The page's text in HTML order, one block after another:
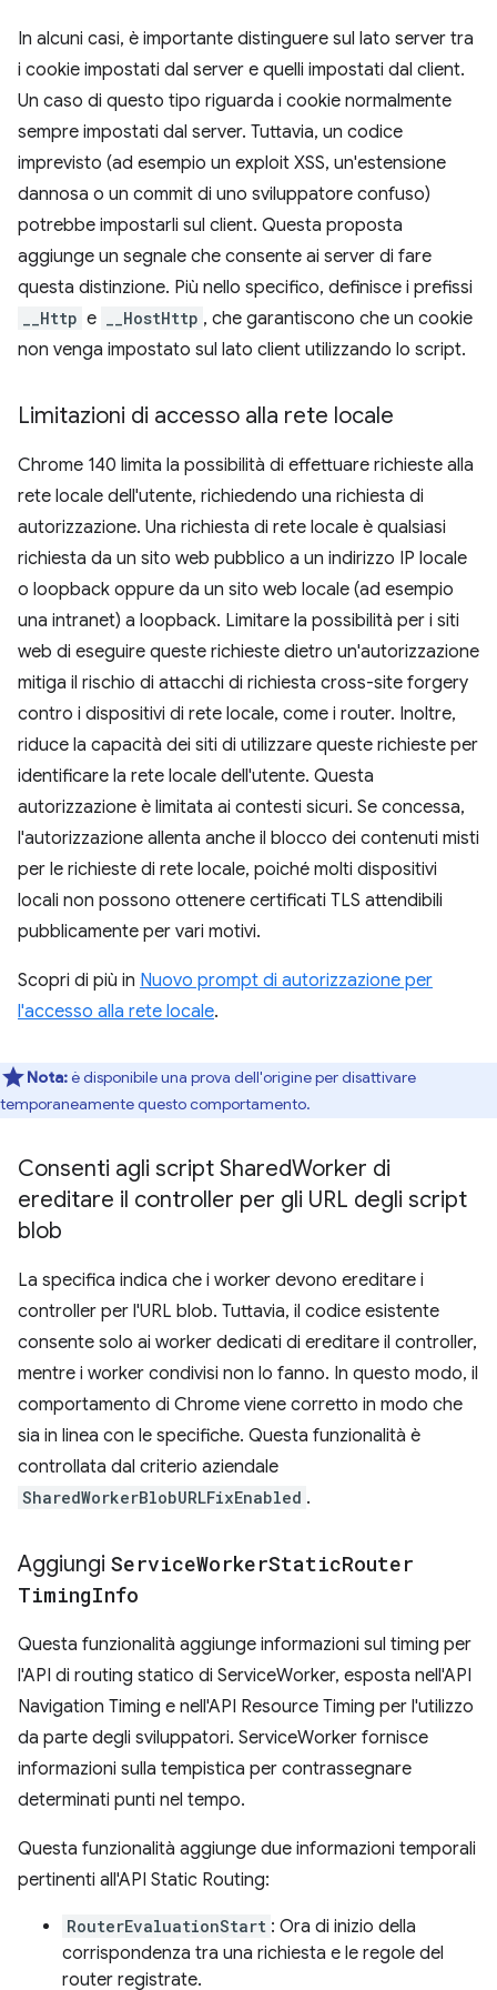
In alcuni casi, è importante distinguere sul lato server tra
i cookie impostati dal server e quelli impostati dal client.
Un caso di questo tipo riguarda i cookie normalmente
sempre impostati dal server. Tuttavia, un codice
imprevisto (ad esempio un exploit XSS, un'estensione
dannosa o un commit di uno sviluppatore confuso)
potrebbe impostarli sul client. Questa proposta
aggiunge un segnale che consente ai server di fare
questa distinzione. Più nello specifico, definisce i prefissi
__Http e __HostHttp , che garantiscono che un cookie
non venga impostato sul lato client utilizzando lo script.
Limitazioni di accesso alla rete locale
Chrome 140 limita la possibilità di effettuare richieste alla
rete locale dell'utente, richiedendo una richiesta di
autorizzazione. Una richiesta di rete locale è qualsiasi
richiesta da un sito web pubblico a un indirizzo IP locale
o loopback oppure da un sito web locale (ad esempio
una intranet) a loopback. Limitare la possibilità per i siti
web di eseguire queste richieste dietro un'autorizzazione
mitiga il rischio di attacchi di richiesta cross-site forgery
contro i dispositivi di rete locale, come i router. Inoltre,
riduce la capacità dei siti di utilizzare queste richieste per
identificare la rete locale dell'utente. Questa
autorizzazione è limitata ai contesti sicuri. Se concessa,
l'autorizzazione allenta anche il blocco dei contenuti misti
per le richieste di rete locale, poiché molti dispositivi
locali non possono ottenere certificati TLS attendibili
pubblicamente per vari motivi.
Scopri di più in Nuovo prompt di autorizzazione per
l'accesso alla rete locale.
Nota:è disponibile una prova dell'origine per disattivare
temporaneamente questo comportamento.
Consenti agli script SharedWorker di
ereditare il controller per gli URL degli script
blob
La specifica indica che i worker devono ereditare i
controller per l'URL blob. Tuttavia, il codice esistente
consente solo ai worker dedicati di ereditare il controller,
mentre i worker condivisi non lo fanno. In questo modo, il
comportamento di Chrome viene corretto in modo che
sia in linea con le specifiche. Questa funzionalità è
controllata dal criterio aziendale
SharedWorkerBlobURLFixEnabled .
Aggiungi ServiceWorkerStaticRouter
TimingInfo
Questa funzionalità aggiunge informazioni sul timing per
l'API di routing statico di ServiceWorker, esposta nell'API
Navigation Timing e nell'API Resource Timing per l'utilizzo
da parte degli sviluppatori. ServiceWorker fornisce
informazioni sulla tempistica per contrassegnare
determinati punti nel tempo.
Questa funzionalità aggiunge due informazioni temporali
pertinenti all'API Static Routing:
RouterEvaluationStart : Ora di inizio della
corrispondenza tra una richiesta e le regole del
router registrate.